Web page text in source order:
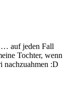
… auf jeden Fall
Tochter, wenn
nachzuahmen :D